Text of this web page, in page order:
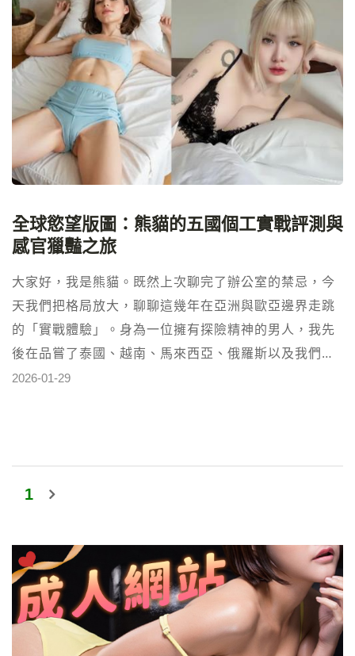
文明社會最後的防線，將最親近的關係轉化為最卑微、
最原始的肉慾。
全球慾望版圖：熊貓的五國個工實戰評測與
感官獵豔之旅
大家好，我是熊貓。既然上次聊完了辦公室的禁忌，今
天我們把格局放大，聊聊這幾年在亞洲與歐亞邊界走跳
的「實戰體驗」。身為一位擁有探險精神的男人，我先
後在品嘗了泰國、越南、馬來西亞、俄羅斯以及我們台
灣本地的個工服務。 我這可不是單純為了發洩，而是一
然不同的靈魂
2026-01-29
1